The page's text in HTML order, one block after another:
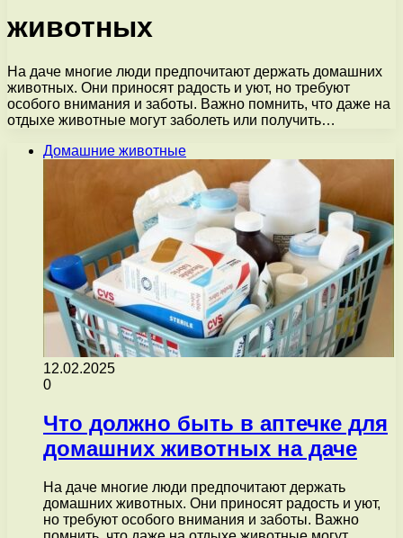
животных
На даче многие люди предпочитают держать домашних
животных. Они приносят радость и уют, но требуют
особого внимания и заботы. Важно помнить, что даже на
отдыхе животные могут заболеть или получить…
Домашние животные
12.02.2025
0
Что должно быть в аптечке для
домашних животных на даче
На даче многие люди предпочитают держать
домашних животных. Они приносят радость и уют,
но требуют особого внимания и заботы. Важно